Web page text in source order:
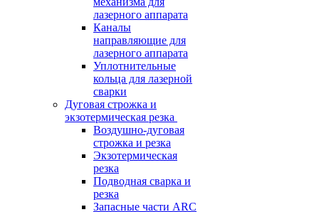
лазерного аппарата
Каналы
направляющие для
лазерного аппарата
Уплотнительные
кольца для лазерной
сварки
Дуговая строжка и
экзотермическая резка
Воздушно-дуговая
строжка и резка
Экзотермическая
резка
Подводная сварка и
резка
Запасные части ARC